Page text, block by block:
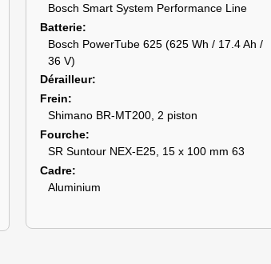
Bosch Smart System Performance Line
Batterie
Bosch PowerTube 625 (625 Wh / 17.4 Ah /
36 V)
Dérailleur
Frein
Shimano BR-MT200, 2 piston
Fourche
SR Suntour NEX-E25, 15 x 100 mm 63
Cadre
Aluminium